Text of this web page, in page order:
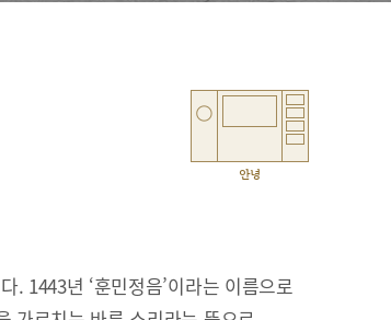
안녕
. 1443년 ‘훈민정음’이라는 이름으로